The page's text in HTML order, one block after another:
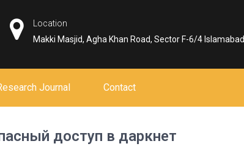
Location
Makki Masjid, Agha Khan Road, Sector F-6/4 Islamabad
Journal Contact
доступ в даркнет